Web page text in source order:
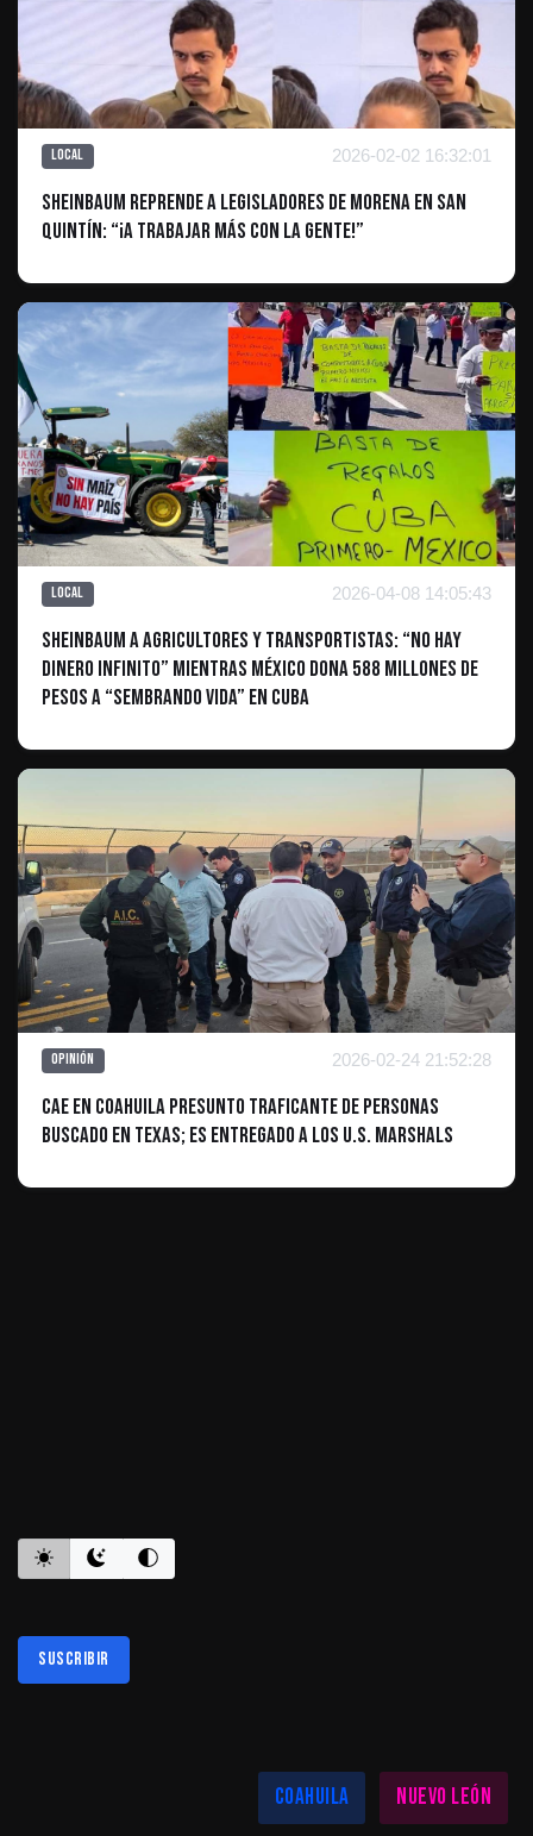
Local 2026-02-02 16:32:01
Sheinbaum reprende a legisladores de Morena en San
Quintín: “¡A trabajar más con la gente!”
Local 2026-04-08 14:05:43
Sheinbaum a agricultores y transportistas: “No hay
dinero infinito” mientras México dona 588 millones de
pesos a “Sembrando Vida” en Cuba
Opinión 2026-02-24 21:52:28
Cae en Coahuila presunto traficante de personas
buscado en Texas; es entregado a los U.S. Marshals
Suscribir
Coahuila
Nuevo León